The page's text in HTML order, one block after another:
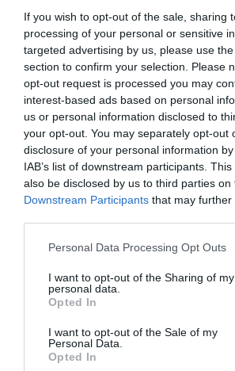
If you wish to opt-out of the sale, sharing
processing of your personal or sensitive
targeted advertising by us, please use
section to confirm your selection. Please
opt-out request is processed you may
interest-based ads based on personal
us or personal information disclosed to
your opt-out. You may separately opt-out
disclosure of your personal information
IAB’s list of downstream participants.
also be disclosed by us to third parties on
Downstream Participants that may
Personal Data Processing Opt Outs
I want to opt-out of the Sharing of my
personal data.
Opted In
I want to opt-out of the Sale of my
Personal Data.
Opted In
műemlékvédelmi
foglal, a kőelemek
belső terek kialakítására és
kiterjed, tiszteletben tartva az
műemlék jellegét.
A gyulafehérvári várban álló
2009 óta a város tulajdona,
román hadsereg használta.
A római katolikus
majd a 16-17. századi bővítési
munkálatok során nyerte el
formáját. Kezdetben az erdélyi
Erdélyi Fejedelemség